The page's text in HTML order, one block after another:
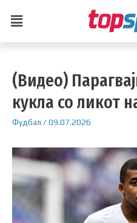
(Видео)
кукла со ликот
Фудбал /09.07.2026